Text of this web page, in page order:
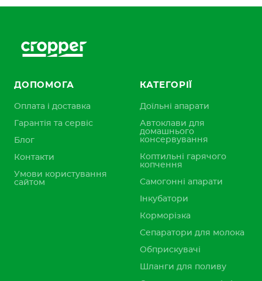
ДОПОМОГА
Оплата і доставка
Гарантія та сервіс
Блог
Контакти
Умови користування
сайтом
КАТЕГОРІЇ
Доїльні апарати
Автоклави для
домашнього
консервування
Коптильні гарячого
копчення
Самогонні апарати
Інкубатори
Корморізка
Сепаратори для молока
Обприскувачі
Шланги для поливу